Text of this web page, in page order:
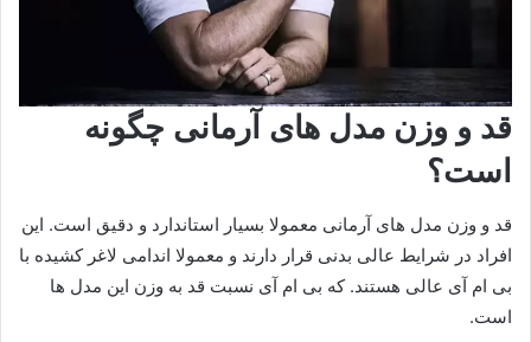
قد و وزن مدل های آرمانی چگونه
است؟
قد و وزن مدل های آرمانی معمولا بسیار استاندارد و دقیق است. این
افراد در شرایط عالی بدنی قرار دارند و معمولا اندامی لاغر کشیده با
بی ام آی عالی هستند. که بی ام آی نسبت قد به وزن این مدل ها
است.